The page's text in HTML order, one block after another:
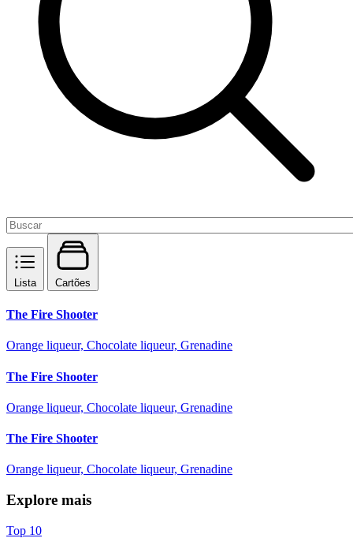
Lista Cartões
The Fire Shooter
Orange liqueur, Chocolate liqueur, Grenadine
The Fire Shooter
Orange liqueur, Chocolate liqueur, Grenadine
The Fire Shooter
Orange liqueur, Chocolate liqueur, Grenadine
Explore mais
Top 10